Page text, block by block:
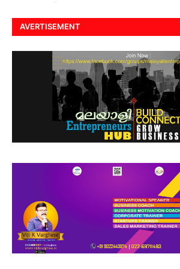
AVERTISEMENT